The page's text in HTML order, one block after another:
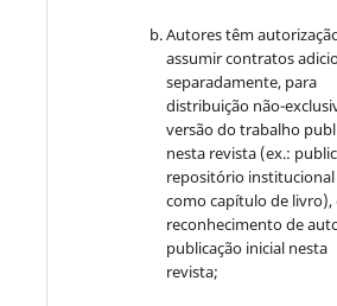
Autores têm
assumir contratos
separadamente, para
distribuição não-
versão do trabalho
nesta revista (ex.:
repositório institucional
como capítulo de livro),
reconhecimento de
publicação inicial nesta
revista;